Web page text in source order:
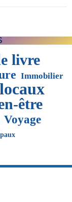
livre
Immobilier
être
Voyage